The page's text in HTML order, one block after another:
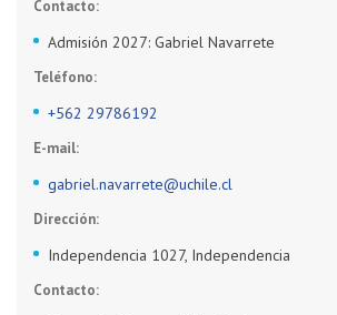
Contacto:
Admisión 2027: Gabriel Navarrete
Teléfono:
+562 29786192
E-mail:
gabriel.navarrete@uchile.cl
Dirección:
Independencia 1027, Independencia
Contacto: